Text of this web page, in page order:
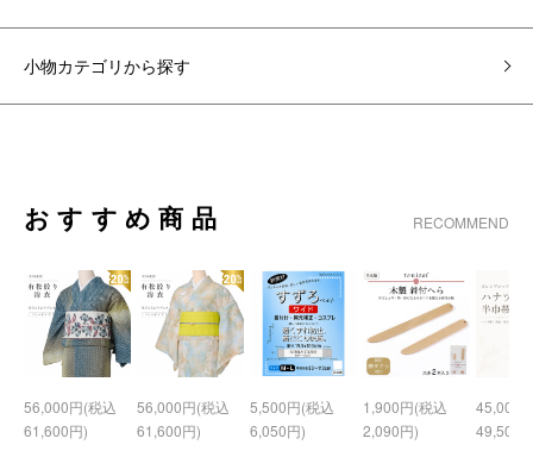
小物カテゴリから探す
おすすめ商品 RECOMMEND
56,000円(税込
61,600円)
56,000円(税込
61,600円)
5,500円(税込
6,050円)
1,900円(税込
2,090円)
45,000
49,500